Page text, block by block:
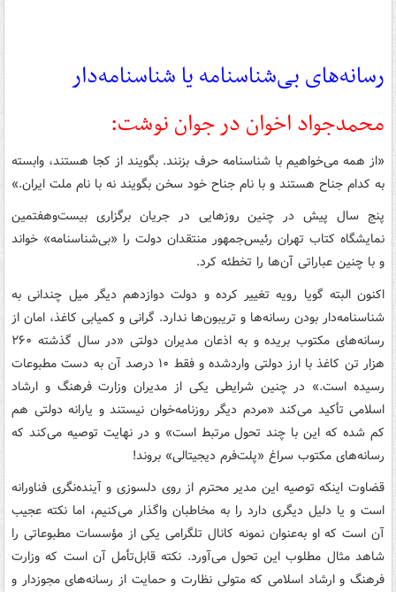
رسانه‌های بی‌شناسنامه یا شناسنامه‌دار
محمدجواد اخوان در جوان نوشت:
«از همه می‌خواهیم با شناسنامه حرف بزنند. بگویند از کجا هستند، وابسته
به کدام جناح هستند و با نام جناح خود سخن بگویند نه با نام ملت ایران.»
پنج سال پیش در چنین روزهایی در جریان برگزاری بیست‌وهفتمین
نمایشگاه کتاب تهران رئیس‌جمهور منتقدان دولت را «بی‌شناسنامه» خواند
و با چنین عباراتی آن‌ها را تخطئه کرد.
اکنون البته گویا رویه تغییر کرده و دولت دوازدهم دیگر میل چندانی به
شناسنامه‌دار بودن رسانه‌ها و تریبون‌ها ندارد. گرانی و کمیابی کاغذ، امان از
رسانه‌های مکتوب بریده و به اذعان مدیران دولتی «در سال گذشته ۲۶۰
هزار تن کاغذ با ارز دولتی واردشده و فقط ۱۰ درصد آن به دست مطبوعات
رسیده است.» در چنین شرایطی یکی از مدیران وزارت فرهنگ و ارشاد
اسلامی تأکید می‌کند «مردم دیگر روزنامه‌خوان نیستند و یارانه دولتی هم
کم شده که این با چند تحول مرتبط است» و در نهایت توصیه می‌کند که
رسانه‌های مکتوب سراغ «پلت‌فرم دیجیتالی» بروند!
قضاوت اینکه توصیه این مدیر محترم از روی دلسوزی و آینده‌نگری فناورانه
است و یا دلیل دیگری دارد را به مخاطبان واگذار می‌کنیم، اما نکته عجیب
آن است که او به‌عنوان نمونه کانال تلگرامی یکی از مؤسسات مطبوعاتی را
شاهد مثال مطلوب این تحول می‌آورد. نکته قابل‌تأمل آن است که وزارت
فرهنگ و ارشاد اسلامی که متولی نظارت و حمایت از رسانه‌های مجوزدار و